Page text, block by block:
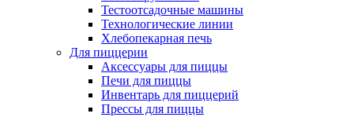
Тестоотсадочные машины
Технологические линии
Хлебопекарная печь
Для пиццерии
Аксессуары для пиццы
Печи для пиццы
Инвентарь для пиццерий
Прессы для пиццы